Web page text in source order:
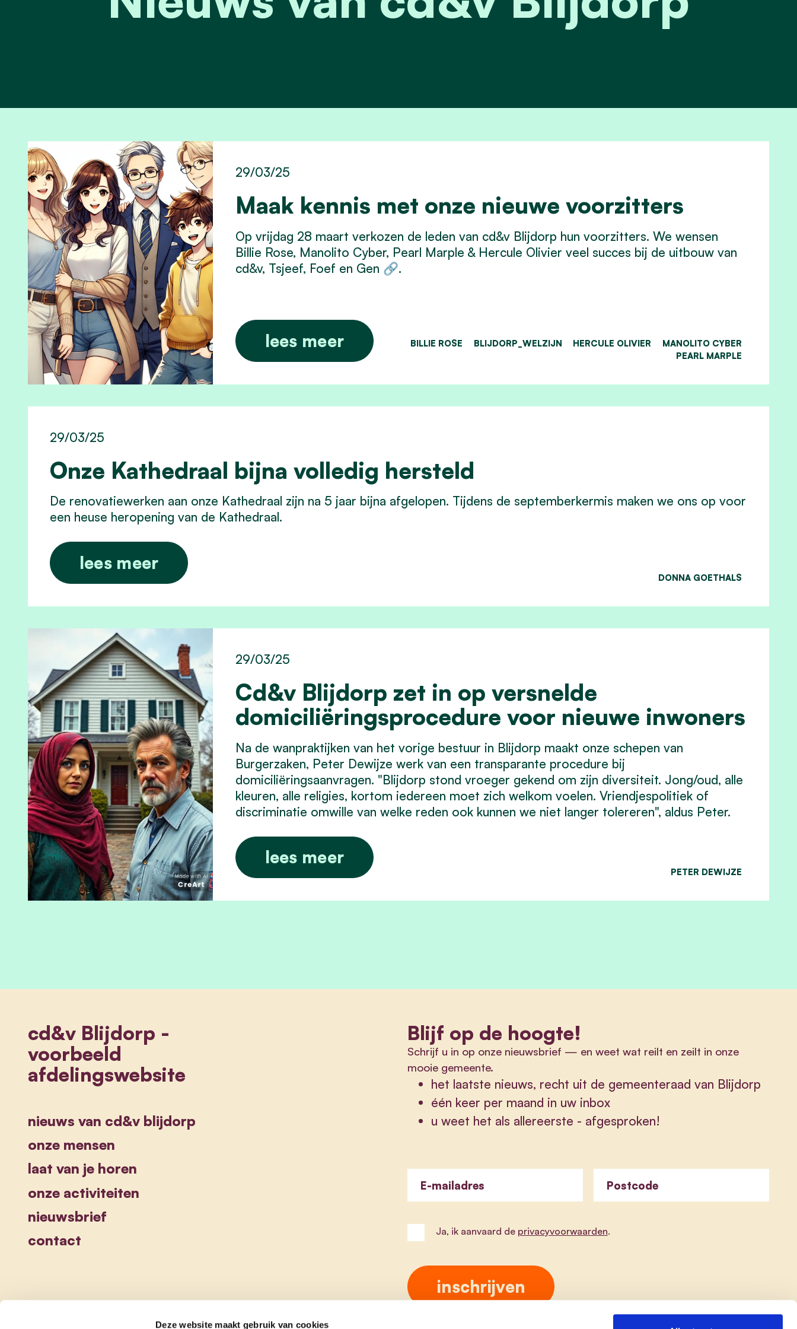
Deze website maakt gebruik van cookies
Maak kennis met onze nieuwe voorzitters
29/03/25
Op vrijdag 28 maart verkozen de leden van cd&v Blijdorp hun voorzitters. We wensen
Billie Rose, Manolito Cyber, Pearl Marple & Hercule Olivier veel succes bij de uitbouw van
cd&v, Tsjeef, Foef en Gen 🔗.
lees meer BILLIE ROSE BLIJDORP_WELZIJN HERCULE OLIVIER
MANOLITO CYBER
PEARL MARPLE
Onze Kathedraal bijna volledig hersteld
29/03/25
De renovatiewerken aan onze Kathedraal zijn na 5 jaar bijna afgelopen. Tijdens de septemberkermis maken we ons op voor
een heuse heropening van de Kathedraal.
lees meer
DONNA GOETHALS
Cd&v Blijdorp zet in op versnelde
domiciliëringsprocedure voor nieuwe inwoners
29/03/25
Na de wanpraktijken van het vorige bestuur in Blijdorp maakt onze schepen van
Burgerzaken, Peter Dewijze werk van een transparante procedure bij
domiciliëringsaanvragen. "Blijdorp stond vroeger gekend om zijn diversiteit. Jong/oud, alle
kleuren, alle religies, kortom iedereen moet zich welkom voelen. Vriendjespolitiek of
discriminatie omwille van welke reden ook kunnen we niet langer tolereren", aldus Peter.
lees meer
PETER DEWIJZE
cd&v Blijdorp -
voorbeeld
afdelingswebsite
nieuws van cd&v blijdorp
onze mensen
laat van je horen
onze activiteiten
nieuwsbrief
contact
Blijf op de hoogte!
Schrijf u in op onze nieuwsbrief — en weet wat reilt en zeilt in onze
mooie gemeente.
het laatste nieuws, recht uit de gemeenteraad van Blijdorp
één keer per maand in uw inbox
u weet het als allereerste - afgesproken!
E-mailadres Postcode
Ja, ik aanvaard de privacyvoorwaarden.